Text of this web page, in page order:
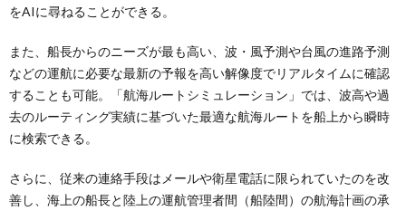
をAIに尋ねることができる。
また、船長からのニーズが最も高い、波・風予測や台風の進路予測
などの運航に必要な最新の予報を高い解像度でリアルタイムに確認
することも可能。「航海ルートシミュレーション」では、波高や過
去のルーティング実績に基づいた最適な航海ルートを船上から瞬時
に検索できる。
さらに、従来の連絡手段はメールや衛星電話に限られていたのを改
善し、海上の船長と陸上の運航管理者間（船陸間）の航海計画の承